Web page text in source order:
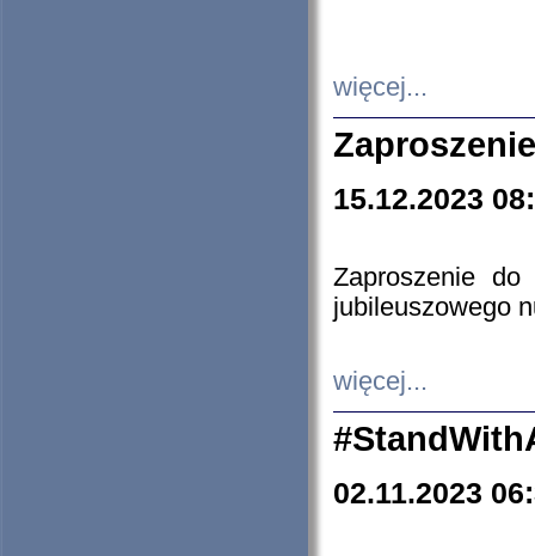
więcej...
15.12.2023
Zaproszenie do
jubileuszowego
więcej...
02.11.2023